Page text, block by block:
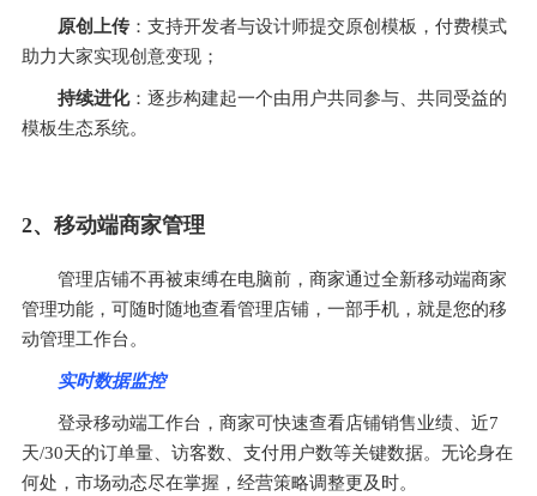
原创上传：支持开发者与设计师提交原创模板，付费模式
助力大家实现创意变现；
持续进化：逐步构建起一个由用户共同参与、共同受益的
模板生态系统。
2、移动端商家管理
管理店铺不再被束缚在电脑前，商家通过全新移动端商家
管理功能，可随时随地查看管理店铺，一部手机，就是您的移
动管理工作台。
实时数据监控
登录移动端工作台，商家可快速查看店铺销售业绩、近7
天/30天的订单量、访客数、支付用户数等关键数据。无论身在
何处，市场动态尽在掌握，经营策略调整更及时。